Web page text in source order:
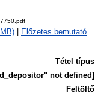
Előzetes bemutató
Tétel
not